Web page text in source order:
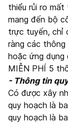
thiểu rủi ro
mang đến bộ
trực tuyến, chỉ
ràng các
hoặc ứng dụng
MIỄN PHÍ 5
- Thông tin
Có được xây
quy hoạch là
quy hoạch là